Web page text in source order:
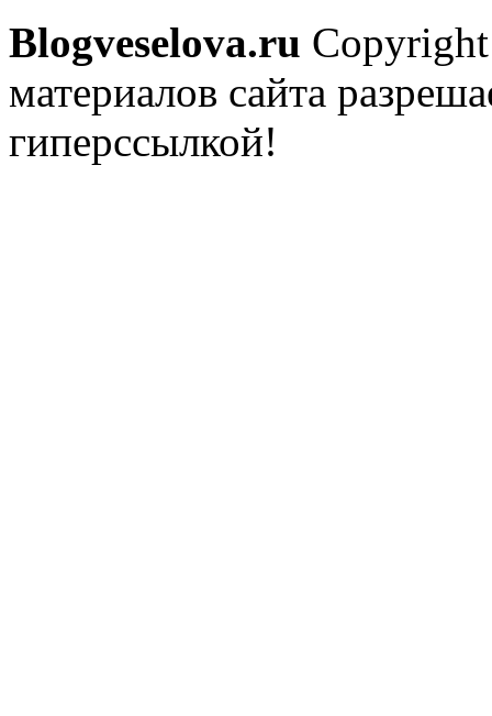
Blogveselova.ru
материалов сайта
гиперссылкой!